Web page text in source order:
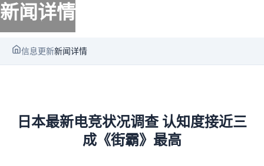
新闻详情
信息更新新闻详情
日本最新电竞状况调查 认知度接近三
成《街霸》最高